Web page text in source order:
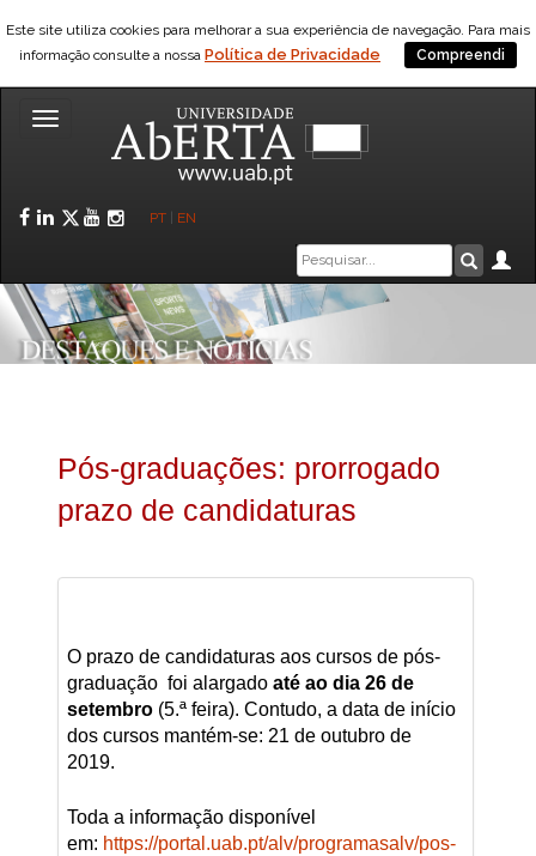
Este site utiliza cookies para melhorar a sua experiência de navegação. Para mais
informação consulte a nossa Política de Privacidade Compreendi
Toggle
Facebook
LinkedIn
Twitter
YouTube
Instagram
PT EN
Caixa
de
pesquisa
Pós-graduações: prorrogado
prazo de candidaturas
O prazo de candidaturas aos cursos de pós-
graduação foi alargado até ao dia 26 de
setembro(5.ª feira). Contudo, a data de início
dos cursos mantém-se: 21 de outubro de
2019.
Toda a informação disponível
em: https://portal.uab.pt/alv/programasalv/pos-